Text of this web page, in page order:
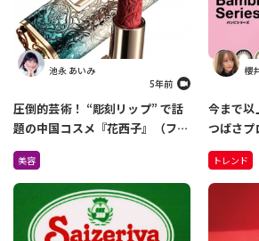
池永 あいみ
5年前
圧倒的芸術！ “彫刻リップ” で話
題の中国コスメ『花西子』（ファ
ーシーズ）が日本上陸！
Amazonで先行販売中
美容
櫻
今まで
つばさプ
ンビシリ
トレンド